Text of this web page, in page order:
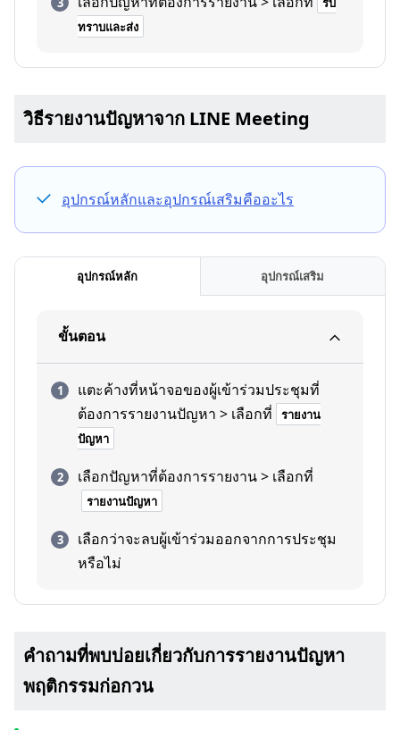
ทราบและส่ง
วิธีรายงานปัญหาจาก LINE Meeting
อุปกรณ์หลักและอุปกรณ์เสริมคืออะไร
อุปกรณ์หลัก อุปกรณ์เสริม
ขั้นตอน
แตะค้างที่หน้าจอของผู้เข้าร่วมประชุมที่
ต้องการรายงานปัญหา > เลือกที่
รายงาน
ปัญหา
เลือกปัญหาที่ต้องการรายงาน > เลือกที่
รายงานปัญหา
เลือกว่าจะลบผู้เข้าร่วมออกจากการประชุม
หรือไม่
คำถามที่พบบ่อยเกี่ยวกับการรายงานปัญหา
พฤติกรรมก่อกวน